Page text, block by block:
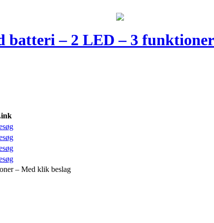
batteri – 2 LED – 3
– Med klik beslag